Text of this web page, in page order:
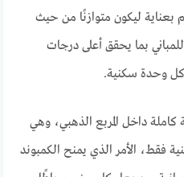
بعناية ليكون متوازنًا من حيث
بما يحقق أعلى درجات
كل وحدة سكنية.
على مساحة 10 أفدنة كاملة داخل المربع الذهبي، وهي
22 عمارة سكنية فقط، الأمر الذي يمنح الكمبوند